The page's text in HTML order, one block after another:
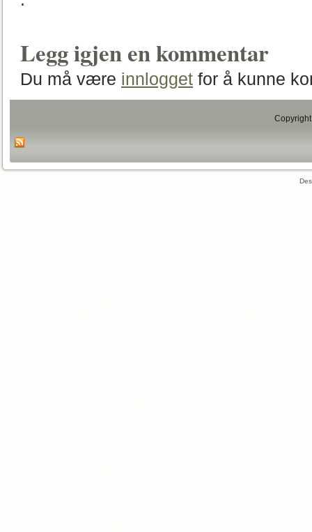
Legg igjen en kommentar
Du må være innlogget for å kunne